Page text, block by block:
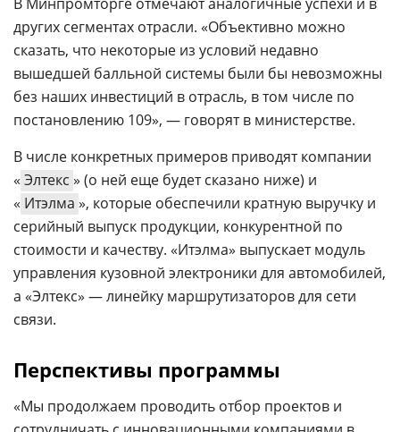
других сегментах отрасли. «Объективно можно
сказать, что некоторые из условий недавно
вышедшей балльной системы были бы невозможны
без наших инвестиций в отрасль, в том числе по
постановлению 109», — говорят в министерстве.
В числе конкретных примеров приводят компании
« Элтекс » (о ней еще будет сказано ниже) и
« Итэлма », которые обеспечили кратную выручку и
серийный выпуск продукции, конкурентной по
стоимости и качеству. «Итэлма» выпускает модуль
управления кузовной электроники для автомобилей,
а «Элтекс» — линейку маршрутизаторов для сети
связи.
Перспективы программы
«Мы продолжаем проводить отбор проектов и